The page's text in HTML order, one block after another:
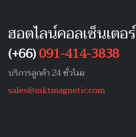
ฮอตไลน์คอลเซ็นเตอร์
(+66)091-414-3838
บริการลูกค้า 24 ชั่วโมง
sales@mktmagnetic.com